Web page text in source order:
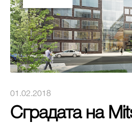
01.02.2018
Сградата на